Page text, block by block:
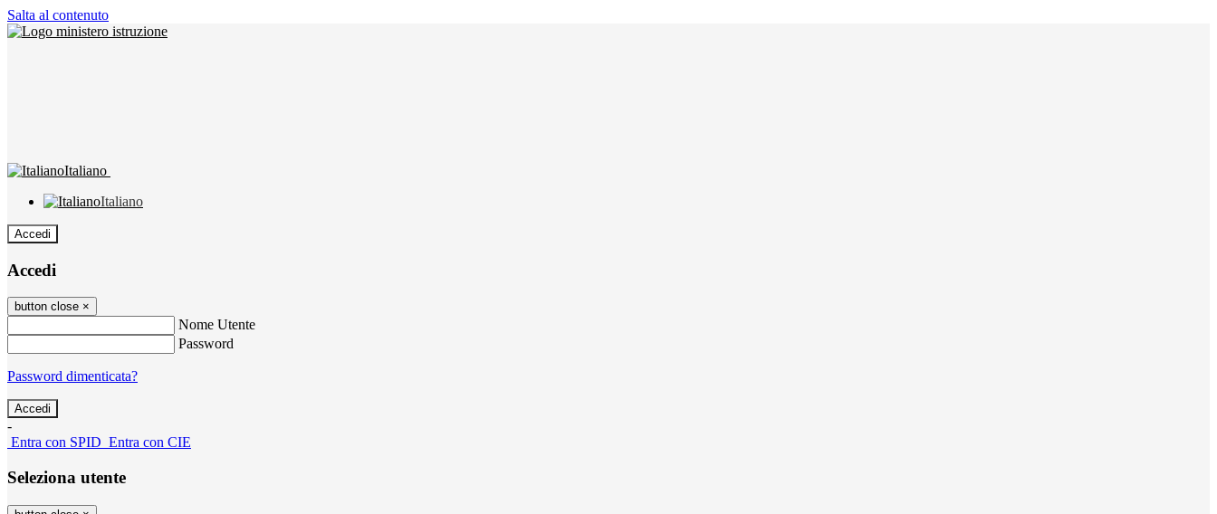
Salta al contenuto
Italiano
Italiano
Accedi
Accedi
button close ×
Nome Utente
Password
Password dimenticata?
-
Entra con SPID Entra con CIE
Seleziona utente